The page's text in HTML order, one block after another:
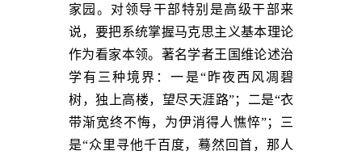
家园。对领导干部特别是高级干部来
说，要把系统掌握马克思主义基本理论
作为看家本领。著名学者王国维论述治
学有三种境界：一是“昨夜西风凋碧
树，独上高楼，望尽天涯路”；二是“衣
带渐宽终不悔，为伊消得人憔悴”；三
是“众里寻他千百度，蓦然回首，那人